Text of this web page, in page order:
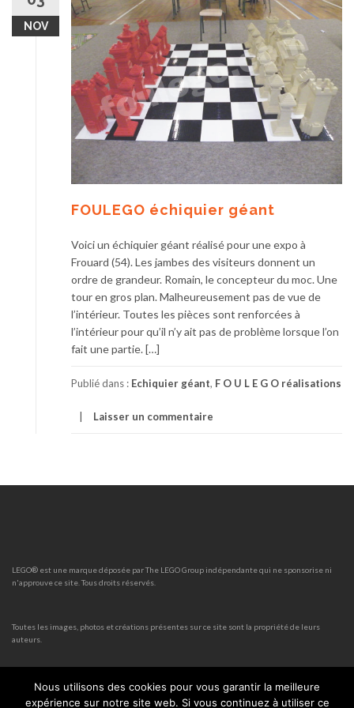
NOV
FOULEGO échiquier géant
Voici un échiquier géant réalisé pour une expo à
Frouard (54). Les jambes des visiteurs donnent un
ordre de grandeur. Romain, le concepteur du moc. Une
tour en gros plan. Malheureusement pas de vue de
l’intérieur. Toutes les pièces sont renforcées à
l’intérieur pour qu’il n’y ait pas de problème lorsque l’on
fait une partie. […]
Publié dans : Echiquier géant, F O U L E G O réalisations
Laisser un commentaire
LEGO® est une marque déposée par The LEGO Group indépendante qui ne sponsorise ni
n'approuve ce site. Tous droits réservés.
Toutes les images, photos et créations présentes sur ce site sont la propriété de leurs
auteurs.
Nous utilisons des cookies pour vous garantir la meilleure
expérience sur notre site web. Si vous continuez à utiliser ce